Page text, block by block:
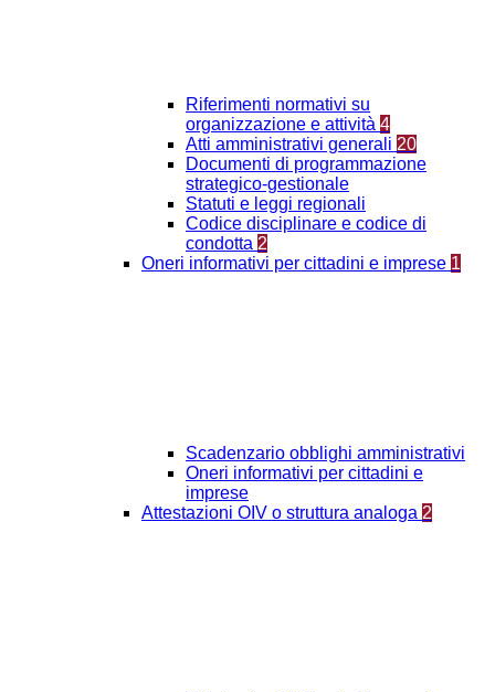
Riferimenti normativi su
organizzazione e attività 4
Atti amministrativi generali 20
Documenti di programmazione
strategico-gestionale
Statuti e leggi regionali
Codice disciplinare e codice di
condotta 2
Oneri informativi per cittadini e imprese 1
Scadenzario obblighi amministrativi
Oneri informativi per cittadini e
imprese
Attestazioni OIV o struttura analoga 2